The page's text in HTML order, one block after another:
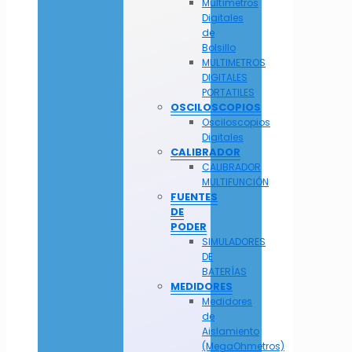
Multímetros
Digitales
de
Bolsillo
MULTIMETROS
DIGITALES
PORTATILES
OSCILOSCOPIOS
Osciloscopios
Digitales
CALIBRADOR
CALIBRADOR
MULTIFUNCIÓN
FUENTES
DE
PODER
SIMULADORES
DE
BATERÍAS
MEDIDORES
Medidores
de
Aislamiento
(MegaOhmetros)